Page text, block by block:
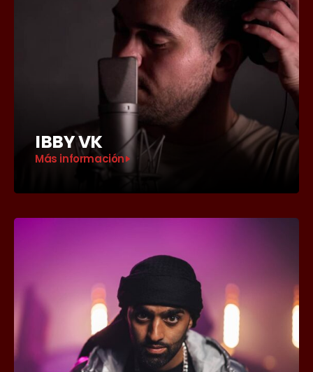
IBBY VK
Más información